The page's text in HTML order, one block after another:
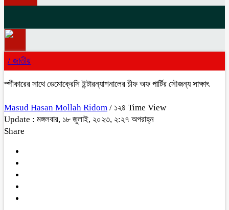
/ জাতীয়
স্পীকারের সাথে ডেমোক্রেসি ইন্টারন্যাশনালের চীফ অফ পার্টির সৌজন্য সাক্ষাৎ
Masud Hasan Mollah Ridom / ১২৪ Time View
Update : মঙ্গলবার, ১৮ জুলাই, ২০২৩, ২:২৭ অপরাহ্ন
Share